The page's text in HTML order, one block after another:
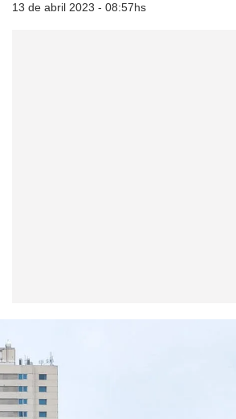
13 de abril 2023 - 08:57hs